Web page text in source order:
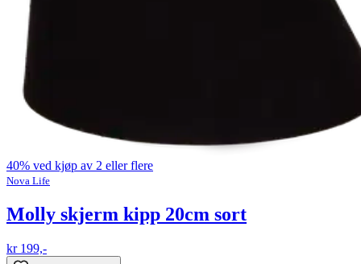
40% ved kjøp av 2 eller flere
Nova Life
Molly skjerm kipp 20cm sort
kr 199,-